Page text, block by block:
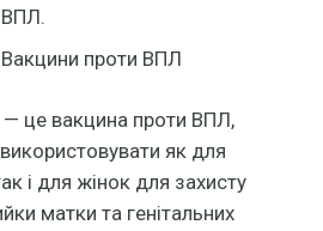
ВПЛ.
Вакцини проти ВПЛ
— це вакцина проти ВПЛ,
як для
і для жінок для захисту
матки та генітальних